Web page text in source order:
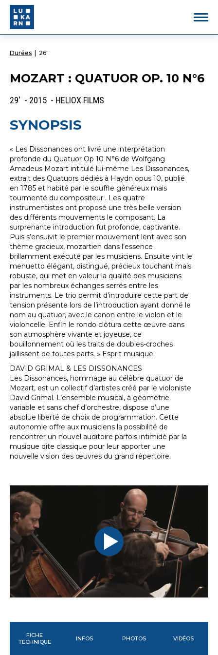
Durées 26'
MOZART : QUATUOR OP. 10 N°6
29' - 2015 - HELIOX FILMS
SYNOPSIS
« Les Dissonances ont livré une interprétation
profonde du Quatuor Op 10 N°6 de Wolfgang
Amadeus Mozart intitulé lui-même Les Dissonances,
extrait des Quatuors dédiés à Haydn opus 10, publié
en 1785 et habité par le souffle généreux mais
tourmenté du compositeur . Les quatre
instrumentistes ont proposé une très belle version
des différents mouvements le composant. La
surprenante introduction fut profonde, captivante.
Puis s’ensuivit le premier mouvement lent avec son
thème gracieux, mozartien dans l’essence
brillamment exécuté par les musiciens. Ensuite vint le
menuetto élégant, distingué, précieux touchant mais
robuste, qui met en valeur la qualité des musiciens
par les nombreux échanges serrés entre les
instruments. Le trio permit d’introduire cette part de
tension présente lors de l’introduction ayant donné le
nom au quatuor, avec le canon entre le violon et le
violoncelle. Enfin le rondo clôtura cette œuvre dans
son atmosphère vivante et joyeuse, ce
bouillonnement où les traits de doubles-croches
jaillissent de toutes parts. » Esprit musique.
DAVID GRIMAL & LES DISSONANCES
Les Dissonances, hommage au célèbre quatuor de
Mozart, est un collectif d’artistes créé par le violoniste
David Grimal. L’ensemble musical, à géométrie
variable et sans chef d’orchestre, dispose d’une
absolue liberté de choix de programmation. Cette
autonomie offre aux musiciens la possibilité de
rencontrer un nouvel auditoire parfois intimidé par la
musique dite classique pour leur apporter une
nouvelle vision des œuvres du grand répertoire.
FICHE
TECHNIQUE
INFOS PHOTOS VIDÉOS